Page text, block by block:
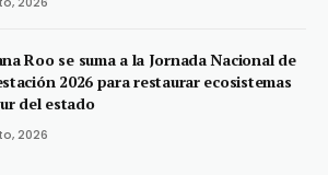
Roo se suma a la Jornada Nacional de
2026 para restaurar ecosistemas
del estado
2026